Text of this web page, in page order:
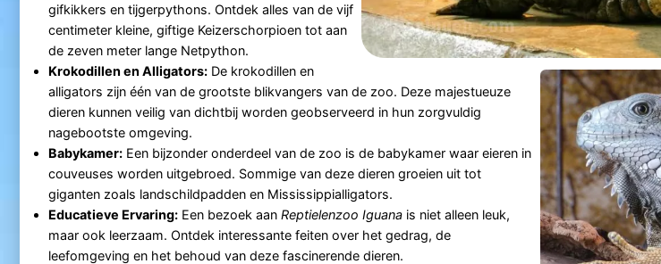
gifkikkers en tijgerpythons. Ontdek alles van de vijf
centimeter kleine, giftige Keizerschorpioen tot aan
de zeven meter lange Netpython.
Krokodillen en Alligators:De krokodillen en
alligators zijn één van de grootste blikvangers van de zoo. Deze majestueuze
dieren kunnen veilig van dichtbij worden geobserveerd in hun zorgvuldig
nagebootste omgeving.
Babykamer:Een bijzonder onderdeel van de zoo is de babykamer waar eieren in
couveuses worden uitgebroed. Sommige van deze dieren groeien uit tot
giganten zoals landschildpadden en Mississippialligators.
Educatieve Ervaring:Een bezoek aan Reptielenzoo Iguanais niet alleen leuk,
maar ook leerzaam. Ontdek interessante feiten over het gedrag, de
leefomgeving en het behoud van deze fascinerende dieren.